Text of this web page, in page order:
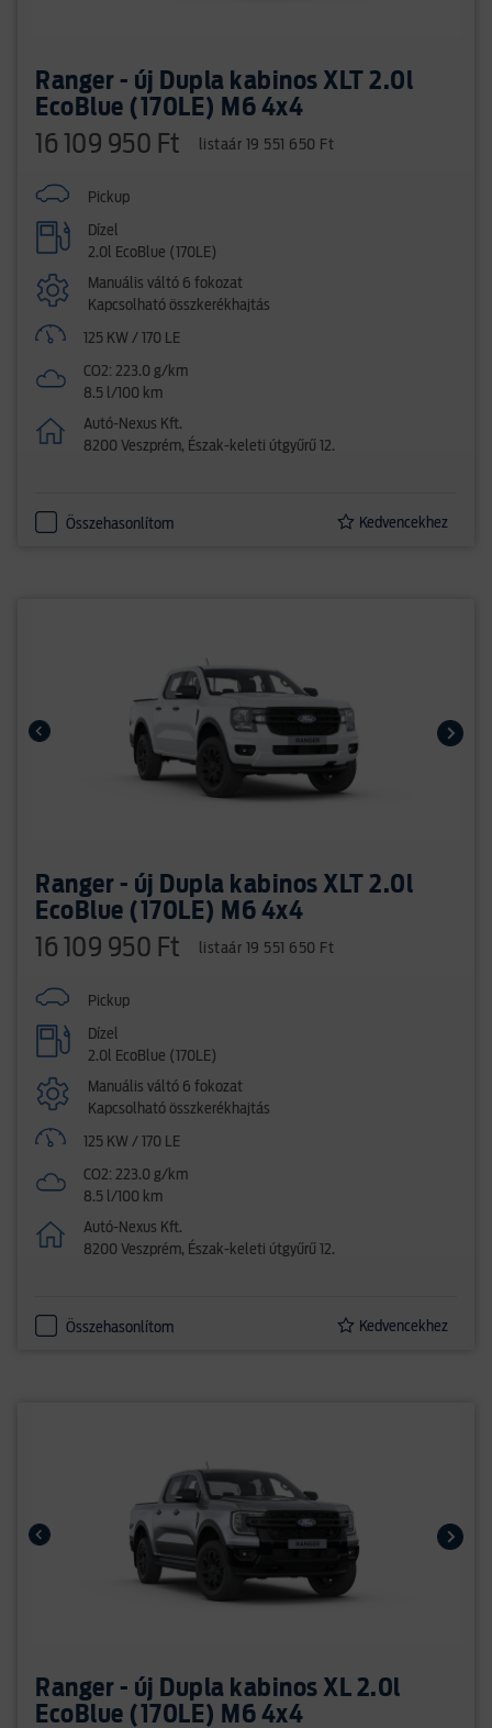
Ranger - új Dupla kabinos XLT 2.0l
EcoBlue (170LE) M6 4x4
16 109 950 Ft listaár 19 551 650 Ft
Pickup
Dízel
2.0l EcoBlue (170LE)
Manuális váltó 6 fokozat
Kapcsolható összkerékhajtás
125 KW / 170 LE
CO2: 223.0 g/km
8.5 l/100 km
Autó-Nexus Kft.
8200 Veszprém, Észak-keleti útgyűrű 12.
Összehasonlítom Kedvencekhez
Ranger - új Dupla kabinos XLT 2.0l
EcoBlue (170LE) M6 4x4
16 109 950 Ft listaár 19 551 650 Ft
Pickup
Dízel
2.0l EcoBlue (170LE)
Manuális váltó 6 fokozat
Kapcsolható összkerékhajtás
125 KW / 170 LE
CO2: 223.0 g/km
8.5 l/100 km
Autó-Nexus Kft.
8200 Veszprém, Észak-keleti útgyűrű 12.
Összehasonlítom Kedvencekhez
Ranger - új Dupla kabinos XL 2.0l
EcoBlue (170LE) M6 4x4